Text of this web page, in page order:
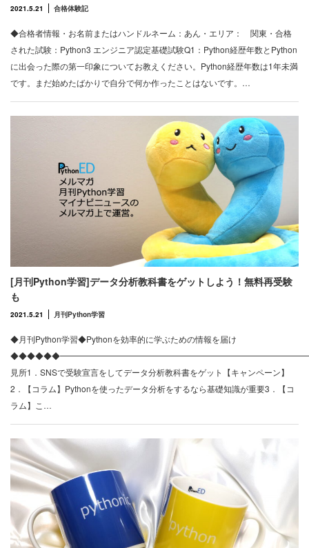
2021.5.21 合格体験記
◆合格者情報・お名前またはハンドルネーム：あん・エリア： 関東・合格
された試験：Python3 エンジニア認定基礎試験Q1：Python経歴年数とPython
に出会った際の第一印象についてお教えください。Python経歴年数は1年未満
です。まだ始めたばかりで自分で何か作ったことはないです。…
[月刊Python学習]データ分析教科書をゲットしよう！無料再受験
も
2021.5.21 月刊Python学習
◆月刊Python学習◆Pythonを効率的に学ぶための情報を届け
見所1．SNSで受験宣言をしてデータ分析教科書をゲット【キャンペーン】
2．【コラム】Pythonを使ったデータ分析をするなら基礎知識が重要3．【コ
ラム】こ…